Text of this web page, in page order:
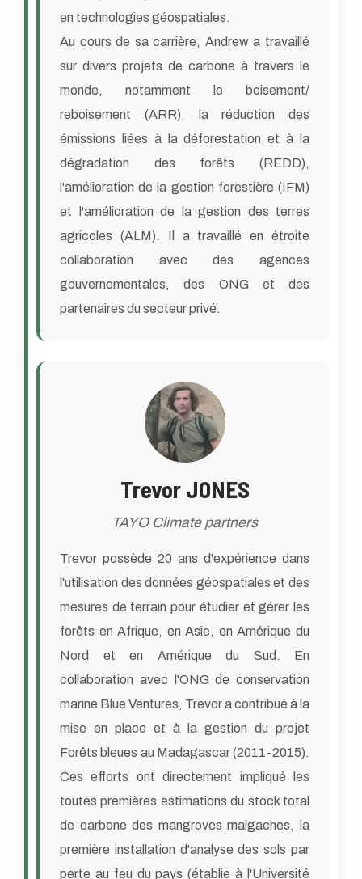
en technologies géospatiales.
Au cours de sa carrière, Andrew a travaillé
sur divers projets de carbone à travers le
monde, notamment le boisement/
reboisement (ARR), la réduction des
émissions liées à la déforestation et à la
dégradation des forêts (REDD),
l'amélioration de la gestion forestière (IFM)
et l'amélioration de la gestion des terres
agricoles (ALM). Il a travaillé en étroite
collaboration avec des agences
gouvernementales, des ONG et des
partenaires du secteur privé.
Trevor JONES
TAYO Climate partners
Trevor possède 20 ans d'expérience dans
l'utilisation des données géospatiales et des
mesures de terrain pour étudier et gérer les
forêts en Afrique, en Asie, en Amérique du
Nord et en Amérique du Sud. En
collaboration avec l'ONG de conservation
marine Blue Ventures, Trevor a contribué à la
mise en place et à la gestion du projet
Forêts bleues au Madagascar (2011-2015).
Ces efforts ont directement impliqué les
toutes premières estimations du stock total
de carbone des mangroves malgaches, la
première installation d'analyse des sols par
perte au feu du pays (établie à l'Université